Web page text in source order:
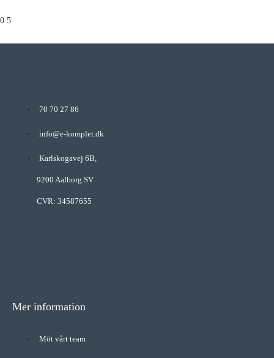
70 70 27 86
info@e-komplet.dk
Karlskogavej 6B,
9200 Aalborg SV
CVR: 34587655
Mer information
Möt vårt team